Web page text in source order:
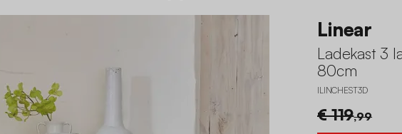
Linear
Ladekast 3
80cm
ILINCHEST3D
€ 119,99